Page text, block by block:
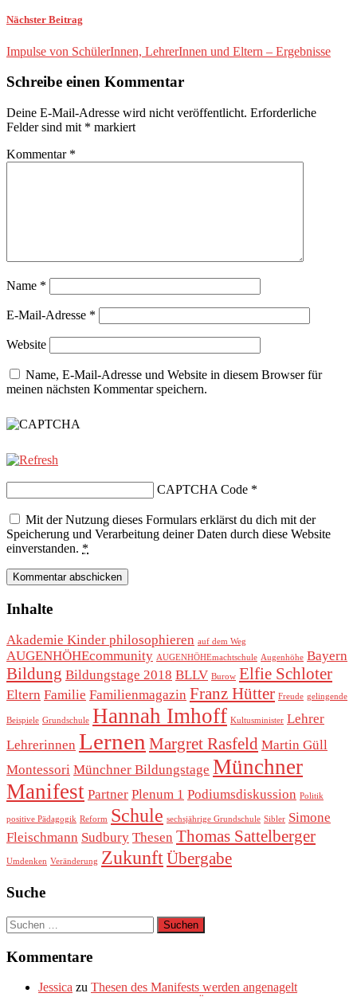
Nächster Beitrag
Impulse von SchülerInnen, LehrerInnen und Eltern – Ergebnisse
Schreibe einen Kommentar
Deine E-Mail-Adresse wird nicht veröffentlicht. Erforderliche
Felder sind mit * markiert
Kommentar *
Name *
E-Mail-Adresse *
Website
Name, E-Mail-Adresse und Website in diesem Browser für
meinen nächsten Kommentar speichern.
CAPTCHA Code *
Mit der Nutzung dieses Formulars erklärst du dich mit der
Speicherung und Verarbeitung deiner Daten durch diese Website
einverstanden. *
Inhalte
Akademie Kinder philosophieren auf dem Weg
AUGENHÖHEcommunity AUGENHÖHEmachtschule Augenhöhe Bayern
Bildung Bildungstage 2018 BLLV Burow Elfie Schloter
Eltern Familie Familienmagazin Franz Hütter Freude gelingende
Beispiele Grundschule Hannah Imhoff Kultusminister Lehrer
Lehrerinnen Lernen Margret Rasfeld Martin Güll
Montessori Münchner Bildungstage Münchner
Manifest Partner Plenum 1 Podiumsdiskussion Politik
positive Pädagogik Reform Schule sechsjährige Grundschule Sibler Simone
Fleischmann Sudbury Thesen Thomas Sattelberger
Umdenken Veränderung ZukunftÜbergabe
Suche
Suchen
nach:
Kommentare
Jessica zu Thesen des Manifests werden angenagelt